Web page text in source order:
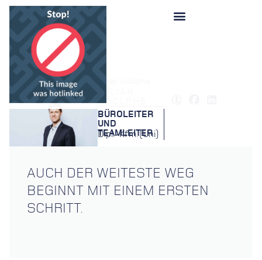
Startseite»Berater
ADOLPHS
BÜROLEITER
UND
TEAMLEITER
Dipl.-Kfm. (Uni)
AUCH DER WEITESTE WEG
BEGINNT MIT EINEM ERSTEN
SCHRITT.